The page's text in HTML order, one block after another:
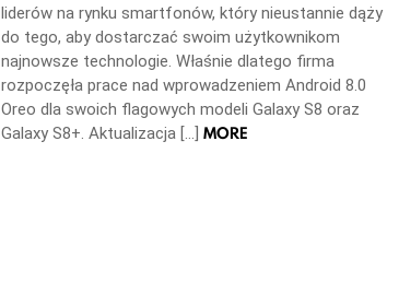
liderów na rynku smartfonów, który nieustannie dąży
do tego, aby dostarczać swoim użytkownikom
najnowsze technologie. Właśnie dlatego firma
rozpoczęła prace nad wprowadzeniem Android 8.0
Oreo dla swoich flagowych modeli Galaxy S8 oraz
Galaxy S8+. Aktualizacja […] MORE